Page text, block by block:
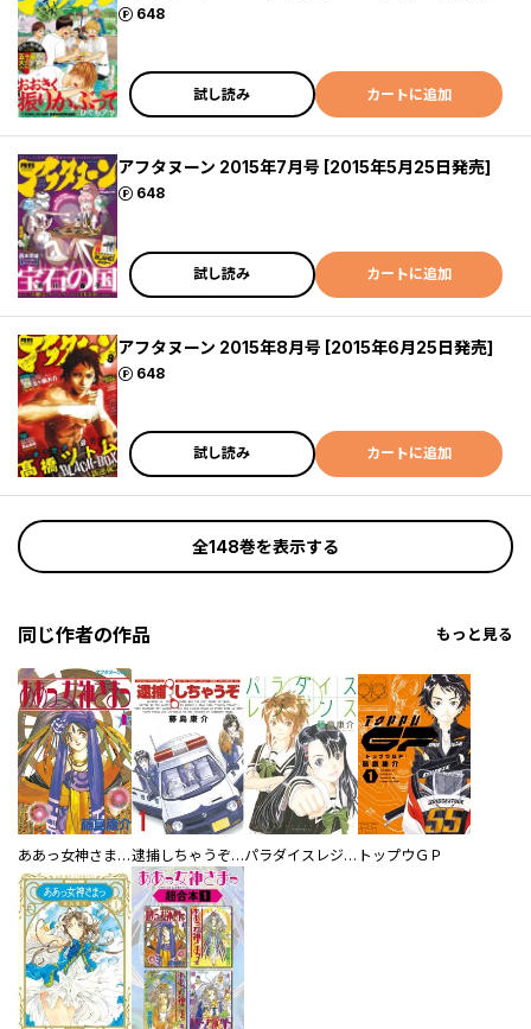
648
ポイント
試し読み カートに追加
アフタヌーン 2015年7月号 [2015年5月25日発売]
648
ポイント
試し読み カートに追加
アフタヌーン 2015年8月号 [2015年6月25日発売]
648
ポイント
試し読み カートに追加
全148巻を表示する
同じ作者の作品 もっと見る
ああっ女神さまっ 逮捕しちゃうぞ＜新装版＞ パラダイスレジデンス トップウＧＰ